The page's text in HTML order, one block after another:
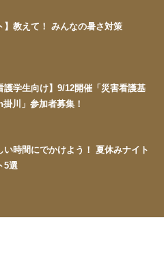
】教えて！ みんなの暑さ対策
護学生向け】9/12開催「災害看護基
川」参加者募集！
い時間にでかけよう！ 夏休みナイト
5選